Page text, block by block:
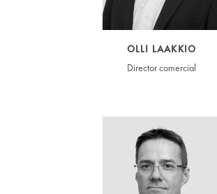
OLLI LAAKKIO
Director comercial